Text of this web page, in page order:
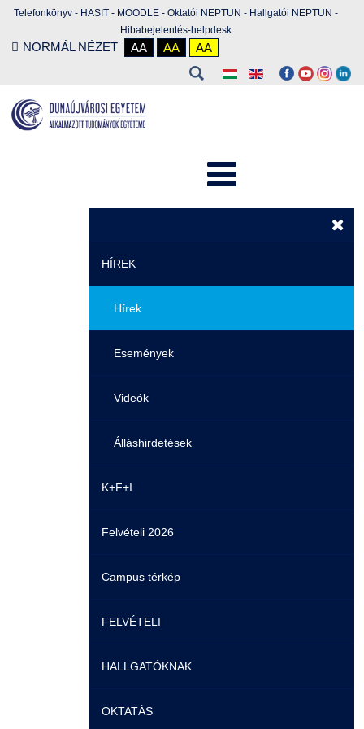
Telefonkönyv - HASIT - MOODLE - Oktatói NEPTUN - Hallgatói NEPTUN -
Hibabejelentés-helpdesk
NORMÁL NÉZET AA AA AA
HÍREK
Hírek
Események
Videók
Álláshirdetések
K+F+I
Felvételi 2026
Campus térkép
FELVÉTELI
Pontozási rendszer szabályai
Felvetteknek
HALLGATÓKNAK
Képzéseink
OKTATÁS